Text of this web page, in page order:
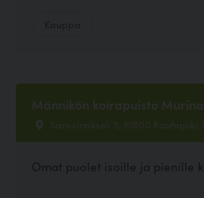
Männikön koirapuisto Murina
Sanssinakseli 5, 61800 Kauhajoki,
Omat puolet isoille ja pienille